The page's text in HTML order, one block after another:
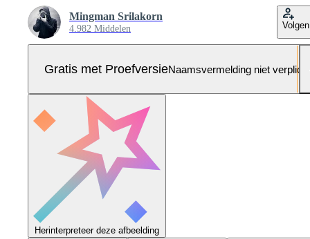
Mingman Srilakorn
4.982 Middelen Volgen
Gratis met ProefversieNaamsvermelding niet verplicht
Herinterpreteer deze afbeelding